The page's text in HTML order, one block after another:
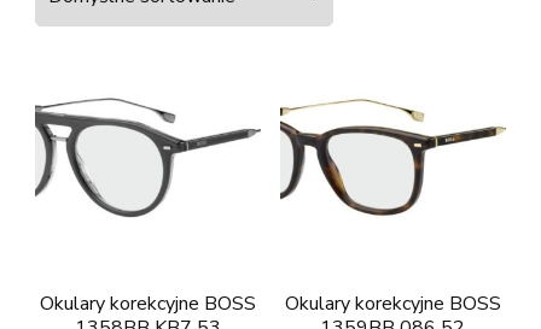
Okulary korekcyjne BOSS
Okulary korekcyjne BOSS